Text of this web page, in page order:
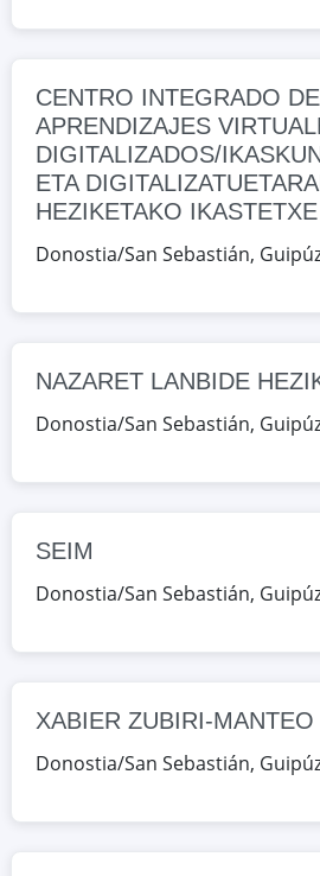
Guipúzcoa, España
Google Maps
NAZARET LANBIDE
Aldakonea 36,
Sebastián, Guipúzcoa,
Google Maps
Sebastián, Guipúzcoa,
Google Maps
XABIER ZUBIRI-
Donostia/San
España
Google Maps
Otaola 29, Eibar,
CENTRO INTEGRADO DE
APRENDIZAJES
DIGITALIZADOS/
ETA
HEZIKETAKO
Donostia/San Sebastián,
NAZARET LANBIDE
Donostia/San Sebastián,
SEIM
Donostia/San Sebastián,
XABIER ZUBIRI-MANTEO
Donostia/San Sebastián,